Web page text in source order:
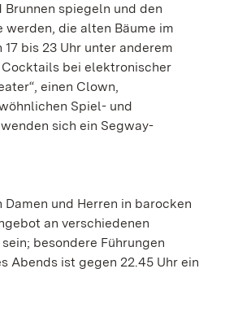
spiegeln und den
die alten Bäume im
bis 23 Uhr unter anderem
bei elektronischer
einen Clown,
Spiel- und
sich ein Segway-
und Herren in barocken
an verschiedenen
besondere Führungen
Abends ist gegen 22.45 Uhr ein